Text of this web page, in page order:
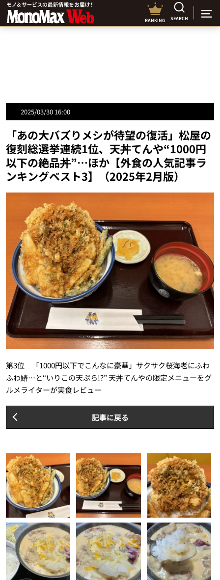
RANKING SEARCH
2025/03/30 16:00
「あの大バズりメシが待望の復活」松屋の
復刻総選挙連続1位、天丼てんや“1000円
以下の絶品丼”…ほか【外食の人気記事ラ
ンキングベスト3】（2025年2月版）
第3位 「1000円以下でこんなに豪華」サクサク桜海老にふわ
ふわ鰆…と“いりこの天ぷら!?” 天丼てんやの限定メニューをグ
ルメライターが実食レビュー
記事に戻る